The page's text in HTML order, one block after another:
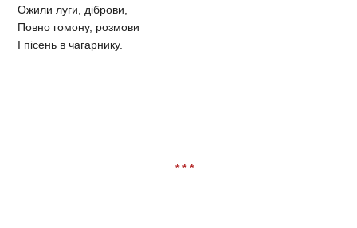
Ожили луги, діброви,
Повно гомону, розмови
І пісень в чагарнику.
* * *